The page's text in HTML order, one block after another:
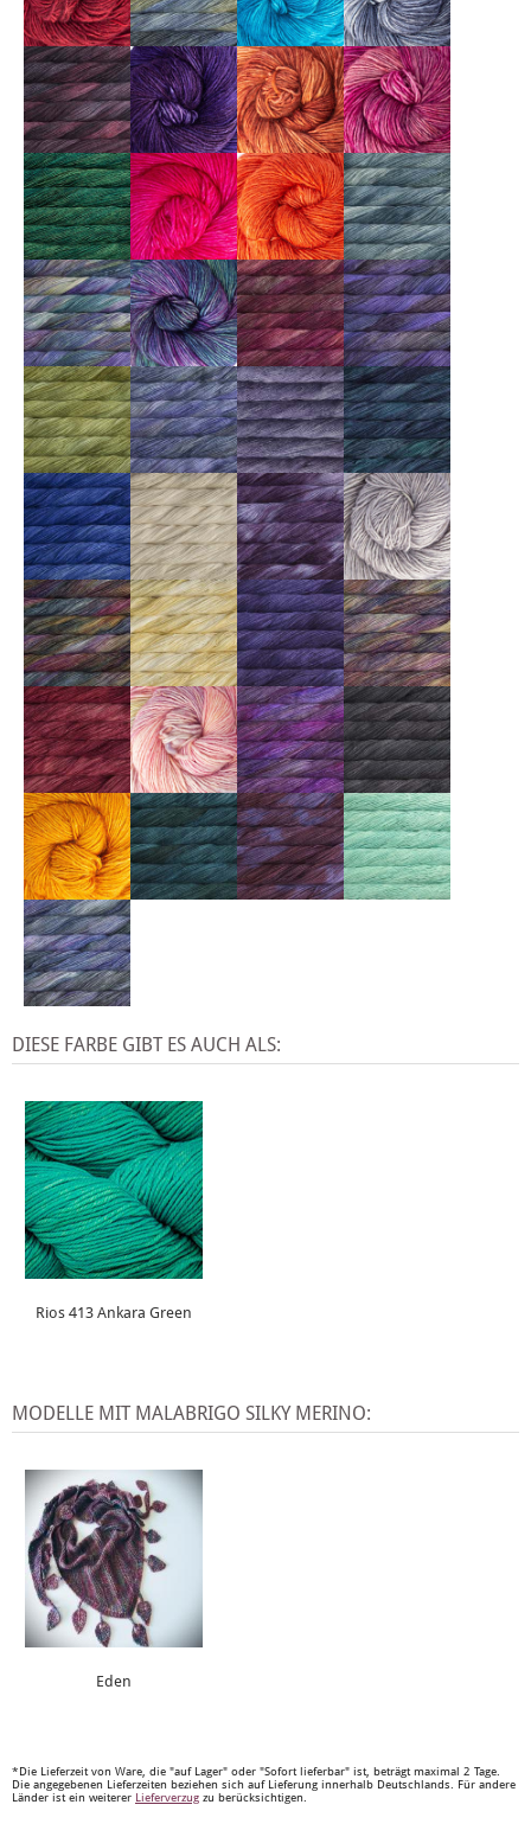
DIESE FARBE GIBT ES AUCH ALS:
Rios 413 Ankara Green
MODELLE MIT MALABRIGO SILKY MERINO:
Eden
*Die Lieferzeit von Ware, die "auf Lager" oder "Sofort lieferbar" ist, beträgt maximal 2 Tage.
Die angegebenen Lieferzeiten beziehen sich auf Lieferung innerhalb Deutschlands. Für andere
Länder ist ein weiterer Lieferverzug zu berücksichtigen.